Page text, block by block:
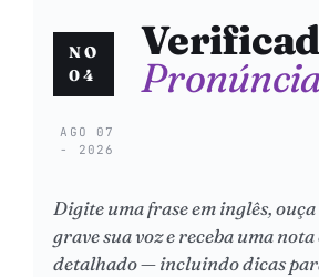
NO
04
AGO 07
- 2026
Digite uma frase em inglês,
grave sua voz e receba uma
detalhado — incluindo dicas